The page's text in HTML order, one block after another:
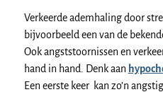
Verkeerde ademhaling door
bijvoorbeeld een van de
Ook angststoornissen en
hand in hand. Denk aan
Een eerste keer kan zo’n